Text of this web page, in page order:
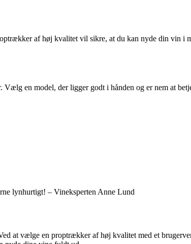
af høj kvalitet vil sikre, at du kan nyde din vin i
en model, der ligger godt i hånden og er nem at
lynhurtigt! – Vineksperten Anne Lund
at vælge en proptrækker af høj kvalitet med et